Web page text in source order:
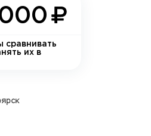
сравнивать
их в